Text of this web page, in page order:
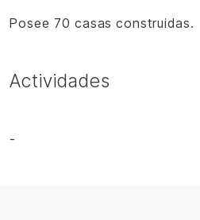
Posee 70 casas construidas.
Actividades
-